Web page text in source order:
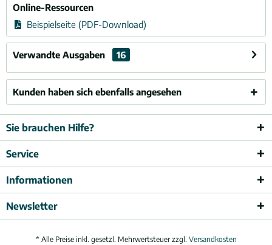
Online-Ressourcen
Beispielseite (PDF-Download)
Verwandte Ausgaben 16
Kunden haben sich ebenfalls angesehen
Sie brauchen Hilfe?
Service
Informationen
Newsletter
* Alle Preise inkl. gesetzl. Mehrwertsteuer zzgl. Versandkosten